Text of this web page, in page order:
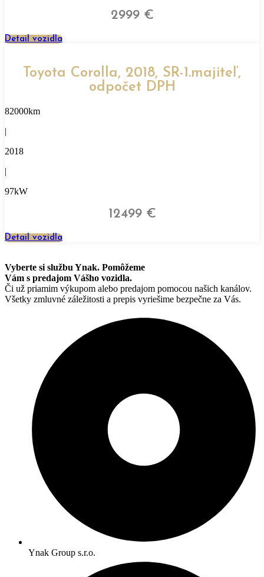
2999 €
Detail vozidla
Toyota Corolla, 2018, SR-1.majiteľ,
odpočet DPH
82000km
|
2018
|
97kW
12499 €
Detail vozidla
Vyberte si službu Ynak. Pomôžeme
Vám s predajom Vášho vozidla.
Či už priamim výkupom alebo predajom pomocou našich kanálov.
Všetky zmluvné záležitosti a prepis vyriešime bezpečne za Vás.
Ynak Group s.r.o.